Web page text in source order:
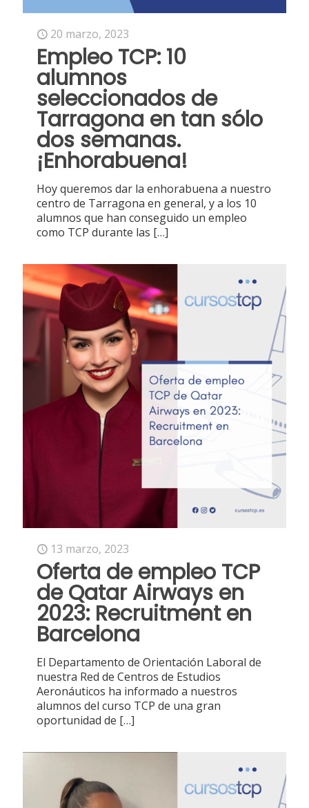
20 marzo, 2023
Empleo TCP: 10
alumnos
seleccionados de
Tarragona en tan sólo
dos semanas.
¡Enhorabuena!
Hoy queremos dar la enhorabuena a nuestro
centro de Tarragona en general, y a los 10
alumnos que han conseguido un empleo
como TCP durante las […]
13 marzo, 2023
Oferta de empleo TCP
de Qatar Airways en
2023: Recruitment en
Barcelona
El Departamento de Orientación Laboral de
nuestra Red de Centros de Estudios
Aeronáuticos ha informado a nuestros
alumnos del curso TCP de una gran
oportunidad de […]